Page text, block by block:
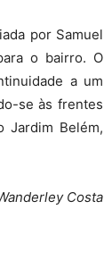
por Samuel
o bairro. O
a um
se às frentes
Jardim Belém,
Costa